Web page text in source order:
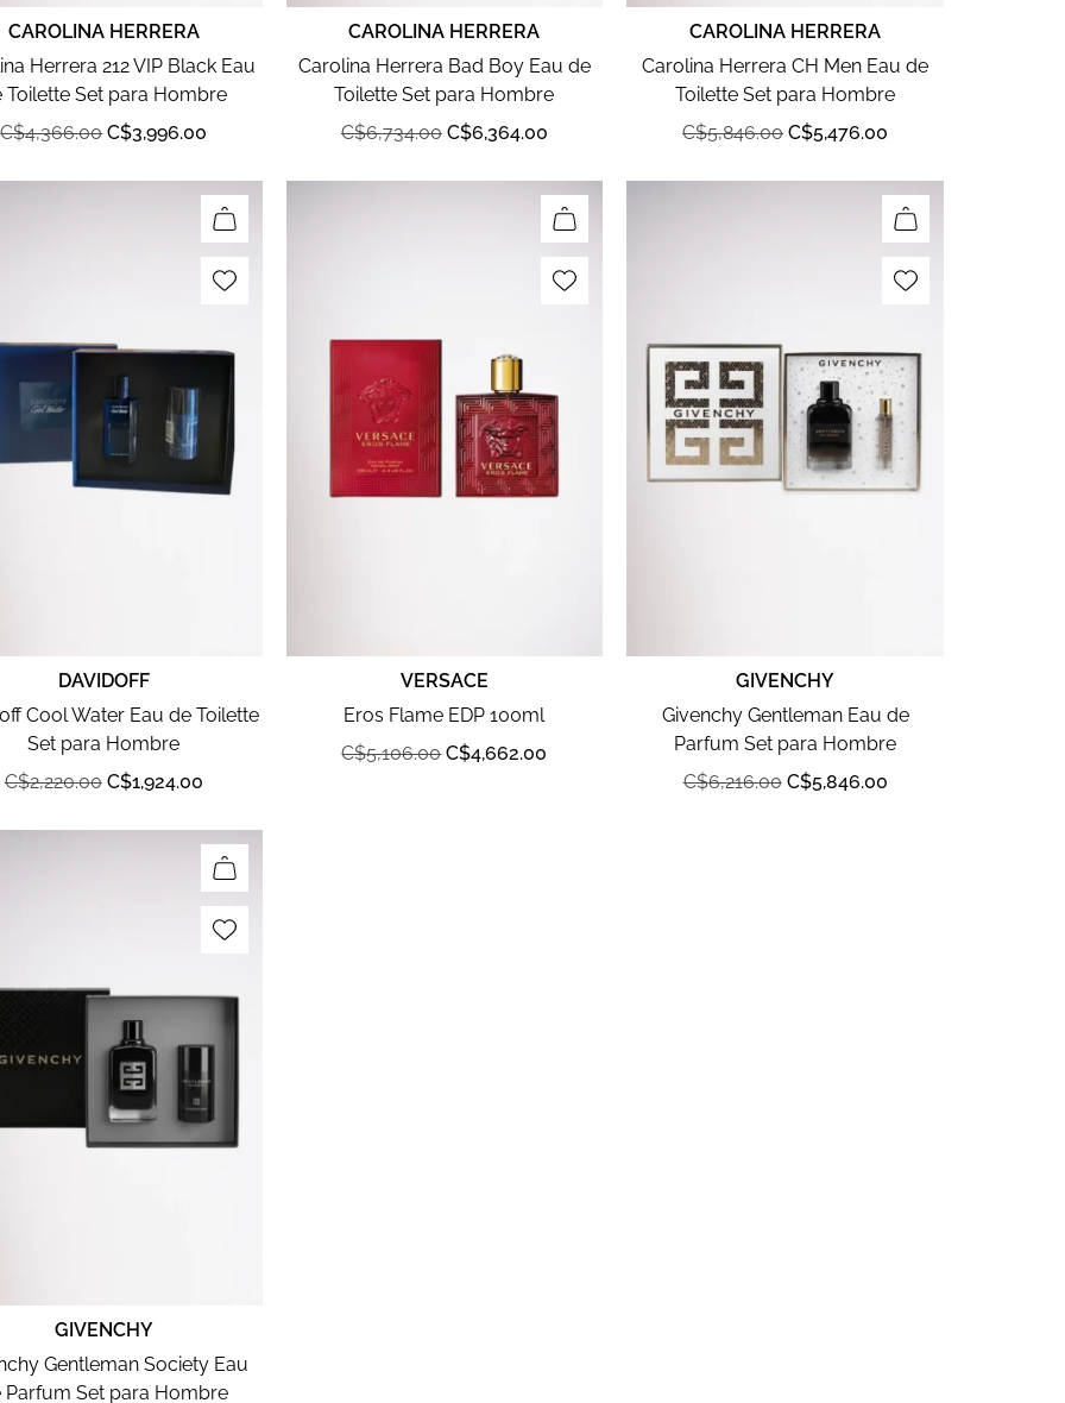
CAROLINA HERRERA
Herrera 212 VIP Black Eau
Toilette Set para Hombre
C$4,366.00 C$3,996.00
CAROLINA HERRERA
Carolina Herrera Bad Boy Eau de
Toilette Set para Hombre
C$6,734.00 C$6,364.00
CAROLINA HERRERA
Carolina Herrera CH Men Eau de
Toilette Set para Hombre
C$5,846.00 C$5,476.00
DAVIDOFF
Cool Water Eau de Toilette
Set para Hombre
C$2,220.00 C$1,924.00
VERSACE
Eros Flame EDP 100ml
C$5,106.00 C$4,662.00
GIVENCHY
Givenchy Gentleman Eau de
Parfum Set para Hombre
C$6,216.00 C$5,846.00
GIVENCHY
Gentleman Society Eau
Parfum Set para Hombre